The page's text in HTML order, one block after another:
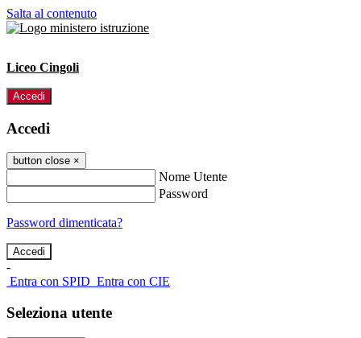
Salta al contenuto
Liceo Cingoli
Accedi
Accedi
button close ×
Nome Utente
Password
Password dimenticata?
-
Entra con SPID Entra con CIE
Seleziona utente